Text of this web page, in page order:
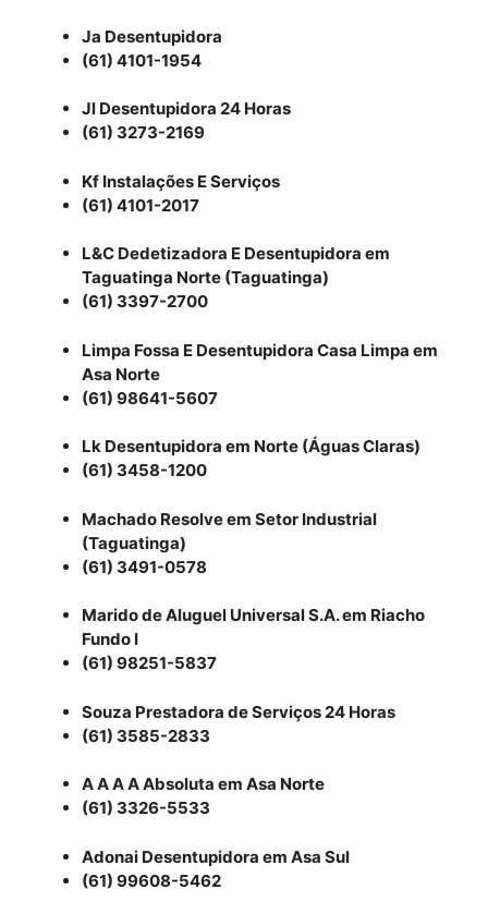
Ja Desentupidora
(61) 4101-1954
Jl Desentupidora 24 Horas
(61) 3273-2169
Kf Instalações E Serviços
(61) 4101-2017
L&C Dedetizadora E Desentupidora em
Taguatinga Norte (Taguatinga)
(61) 3397-2700
Limpa Fossa E Desentupidora Casa Limpa em
Asa Norte
(61) 98641-5607
Lk Desentupidora em Norte (Águas Claras)
(61) 3458-1200
Machado Resolve em Setor Industrial
(Taguatinga)
(61) 3491-0578
Marido de Aluguel Universal S.A. em Riacho
Fundo I
(61) 98251-5837
Souza Prestadora de Serviços 24 Horas
(61) 3585-2833
A A A A Absoluta em Asa Norte
(61) 3326-5533
Adonai Desentupidora em Asa Sul
(61) 99608-5462